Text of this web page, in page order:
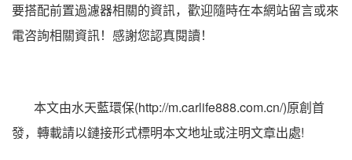
要搭配前置過濾器相關的資訊，歡迎隨時在本網站留言或來
電咨詢相關資訊！感謝您認真閱讀！
本文由水天藍環保(http://m.carlife888.com.cn/)原創首
發，轉載請以鏈接形式標明本文地址或注明文章出處!